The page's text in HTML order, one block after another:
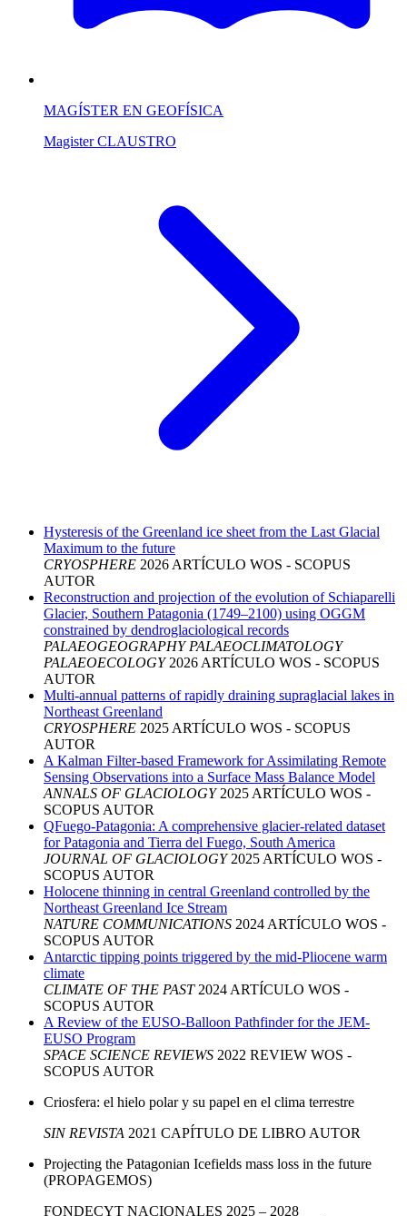
MAGÍSTER EN GEOFÍSICA
Magister CLAUSTRO
Hysteresis of the Greenland ice sheet from the Last Glacial
Maximum to the future
CRYOSPHERE 2026 ARTÍCULO WOS - SCOPUS
AUTOR
Reconstruction and projection of the evolution of Schiaparelli
Glacier, Southern Patagonia (1749–2100) using OGGM
constrained by dendroglaciological records
PALAEOGEOGRAPHY PALAEOCLIMATOLOGY
PALAEOECOLOGY 2026 ARTÍCULO WOS - SCOPUS
AUTOR
Multi-annual patterns of rapidly draining supraglacial lakes in
Northeast Greenland
CRYOSPHERE 2025 ARTÍCULO WOS - SCOPUS
AUTOR
A Kalman Filter-based Framework for Assimilating Remote
Sensing Observations into a Surface Mass Balance Model
ANNALS OF GLACIOLOGY 2025 ARTÍCULO WOS -
SCOPUS AUTOR
QFuego-Patagonia: A comprehensive glacier-related dataset
for Patagonia and Tierra del Fuego, South America
JOURNAL OF GLACIOLOGY 2025 ARTÍCULO WOS -
SCOPUS AUTOR
Holocene thinning in central Greenland controlled by the
Northeast Greenland Ice Stream
NATURE COMMUNICATIONS 2024 ARTÍCULO WOS -
SCOPUS AUTOR
Antarctic tipping points triggered by the mid-Pliocene warm
climate
CLIMATE OF THE PAST 2024 ARTÍCULO WOS -
SCOPUS AUTOR
A Review of the EUSO-Balloon Pathfinder for the JEM-
EUSO Program
SPACE SCIENCE REVIEWS 2022 REVIEW WOS -
SCOPUS AUTOR
Criosfera: el hielo polar y su papel en el clima terrestre
SIN REVISTA 2021 CAPÍTULO DE LIBRO AUTOR
Projecting the Patagonian Icefields mass loss in the future
(PROPAGEMOS)
FONDECYT NACIONALES 2025 – 2028